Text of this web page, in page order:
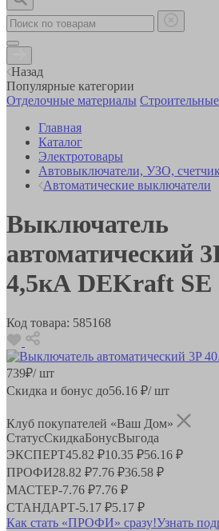
Назад
Популярные категории
Отделочные материалы
Главная
Каталог
Электротовары
Автовыключатели, УЗО,
Автоматические выключатели
Выключатель
автоматический
4,5кА DEKraft SE
Код товара: 585168
739₽/ шт
Скидка и бонус до56.16 ₽/ шт
Клуб покупателей «Ваш Дом»
СтатусСкидкаБонусВыгода
ЭКСПЕРТ45.82 ₽10.35 ₽56.16 ₽
ПРОФИ28.82 ₽7.76 ₽36.58 ₽
МАСТЕР-7.76 ₽7.76 ₽
СТАНДАРТ-5.17 ₽5.17 ₽
Как стать «ПРОФИ» сразу!Узнать